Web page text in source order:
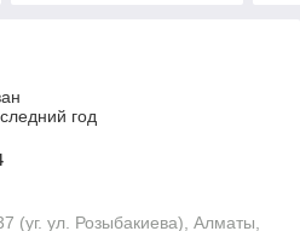
год
(уг. ул. Розыбакиева), Алматы,